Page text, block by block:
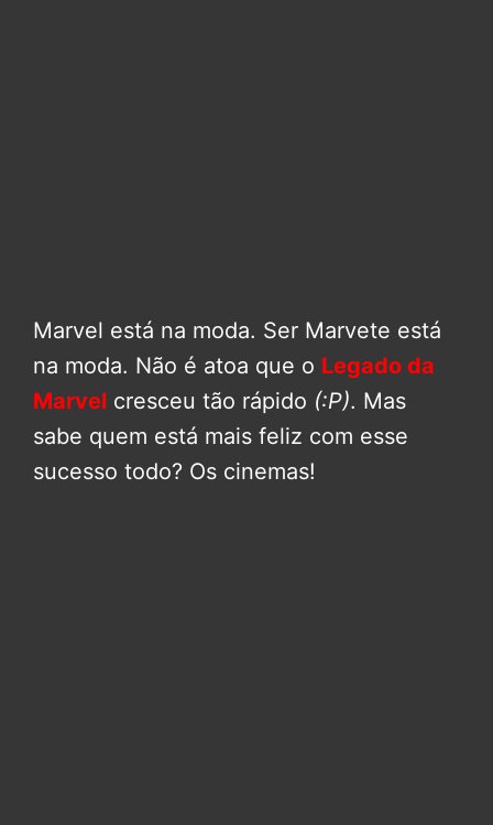
Marvel está na moda. Ser Marvete está
na moda. Não é atoa que o Legado da
Marvel cresceu tão rápido (:P). Mas
sabe quem está mais feliz com esse
sucesso todo? Os cinemas!